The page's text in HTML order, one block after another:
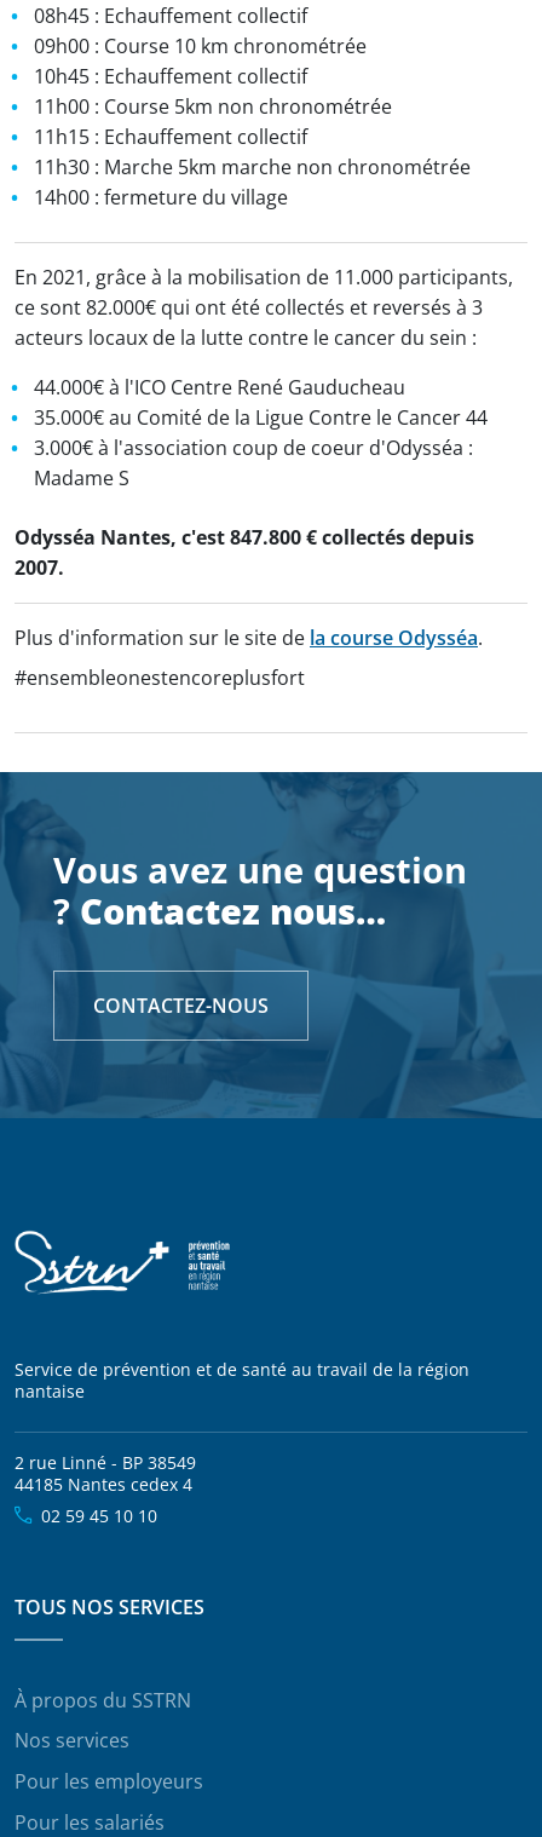
08h45 : Echauffement collectif
09h00 : Course 10 km chronométrée
10h45 : Echauffement collectif
11h00 : Course 5km non chronométrée
11h15 : Echauffement collectif
11h30 : Marche 5km marche non chronométrée
14h00 : fermeture du village
En 2021, grâce à la mobilisation de 11.000 participants,
ce sont 82.000€ qui ont été collectés et reversés à 3
acteurs locaux de la lutte contre le cancer du sein :
44.000€ à l'ICO Centre René Gauducheau
35.000€ au Comité de la Ligue Contre le Cancer 44
3.000€ à l'association coup de coeur d'Odysséa :
Madame S
Odysséa Nantes, c'est 847.800 € collectés depuis
2007.
Plus d'information sur le site de la course Odysséa.
#ensembleonestencoreplusfort
Vous avez une question
?Contactez nous…
CONTACTEZ-NOUS
Service de prévention et de santé au travail de la région
nantaise
2 rue Linné - BP 38549
44185 Nantes cedex 4
02 59 45 10 10
TOUS NOS SERVICES
À propos du SSTRN
Nos services
Pour les employeurs
Pour les salariés